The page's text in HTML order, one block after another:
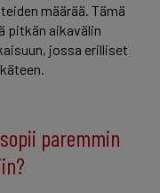
määrää. Tämä
pitkän aikavälin
jossa erilliset
paremmin